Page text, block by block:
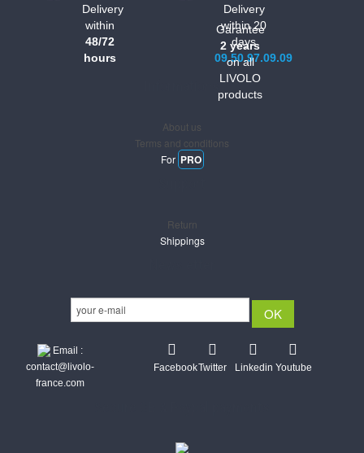
Delivery
within
48/72
hours
Delivery
within 20
days
09.50.97.09.09
Garantee
2 years
on all
LIVOLO
products
About us
Terms and conditions
For PRO
Return
Shippings
Email :
contact@livolo-
france.com
FacebookTwitter Linkedin Youtube